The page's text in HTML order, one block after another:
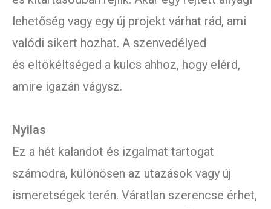
lehetőség vagy egy új projekt várhat rád, ami
valódi sikert hozhat. A szenvedélyed
és eltökéltséged a kulcs ahhoz, hogy elérd,
amire igazán vágysz.
Nyilas
Ez a hét kalandot és izgalmat tartogat
számodra, különösen az utazások vagy új
ismeretségek terén. Váratlan szerencse érhet,